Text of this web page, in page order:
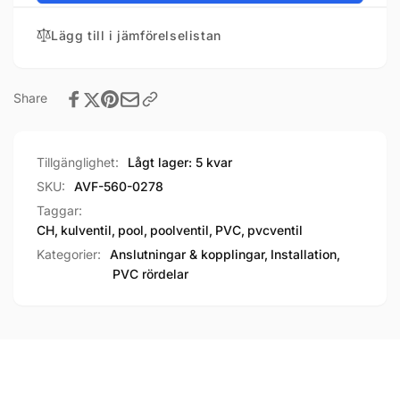
Lägg till i jämförelselistan
Share
Tillgänglighet:
Lågt lager: 5 kvar
SKU:
AVF-560-0278
Taggar:
CH, kulventil, pool, poolventil, PVC, pvcventil
Kategorier:
Anslutningar & kopplingar, Installation,
PVC rördelar